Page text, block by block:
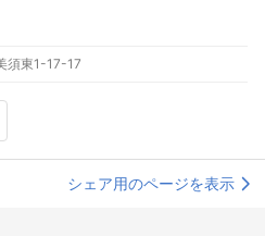
須東1-17-17
シェア用のページを表示